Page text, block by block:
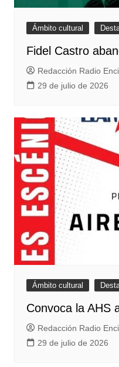
Ámbito cultural
Fidel Castro
Redacción Radio
29 de julio de 2026
Ámbito cultural
Convoca la AHS
Redacción Radio
29 de julio de 2026